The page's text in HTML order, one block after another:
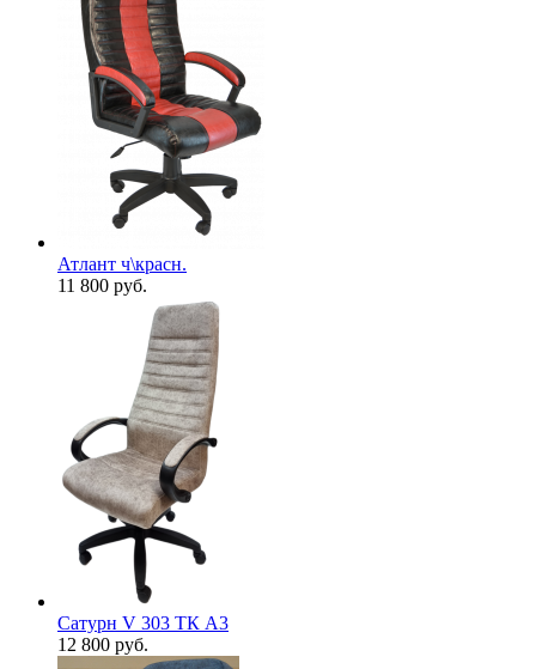
Атлант ч\красн.
11 800 руб.
Сатурн V 303 ТК А3
12 800 руб.